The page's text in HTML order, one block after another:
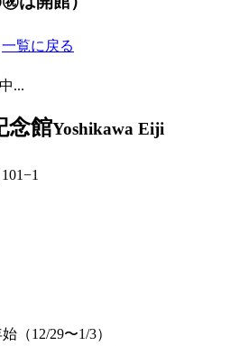
一覧に戻る
...
念館Yoshikawa Eiji
（12/29〜1/3）